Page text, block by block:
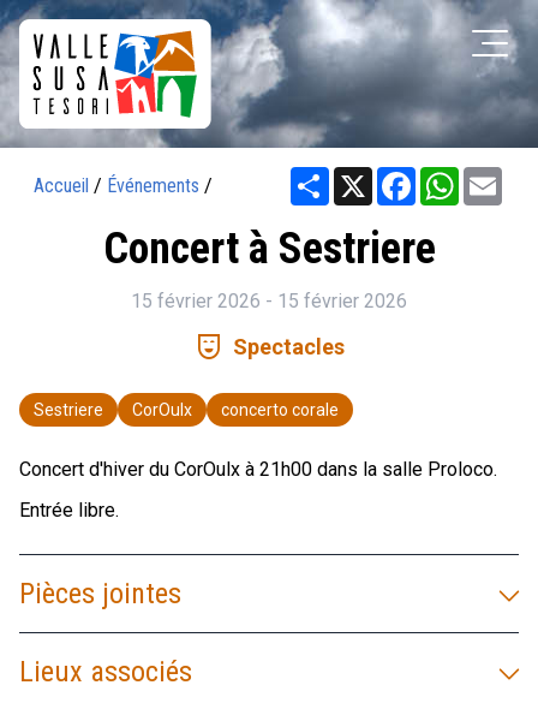
Accueil / Événements / Share X Facebook
Concert à Sestriere
15 février 2026 - 15 février 2026
comedy_mask Spectacles
Sestriere CorOulx concerto corale
Concert d'hiver du CorOulx à 21h00 dans la salle Proloco.
Entrée libre.
Pièces jointes
Lieux associés